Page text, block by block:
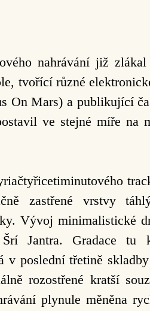
nahrávání již
tvořící různé
On Mars) a publikující
ve stejné míře na
zastřené vrstvy
Vývoj minimalistické
Šrí Jantra. Gradace tu
v poslední třetině
rozostřené kratší
plynule měněna